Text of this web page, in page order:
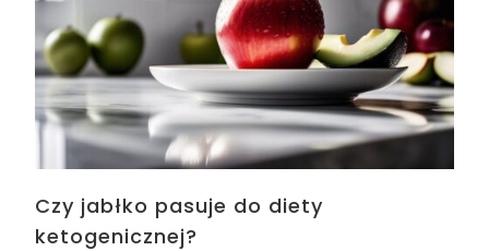
Czy jabłko pasuje do diety
ketogenicznej?